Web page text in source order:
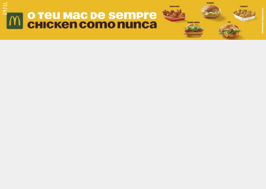
PUB.